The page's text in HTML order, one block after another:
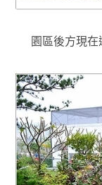
園區後方現